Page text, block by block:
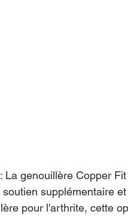
La genouillère Copper
supplémentaire
pour l'arthrite, cette